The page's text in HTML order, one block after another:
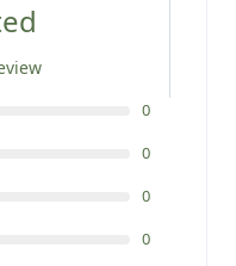
0
0
0
0